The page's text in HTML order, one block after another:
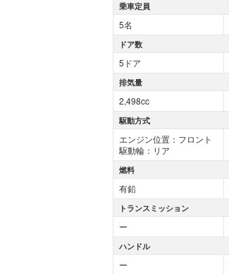
乗車定員
5名
ドア数
5ドア
排気量
2,498cc
駆動方式
エンジン位置：フロント
駆動輪：リア
燃料
有鉛
トランスミッション
ー
ハンドル
ー